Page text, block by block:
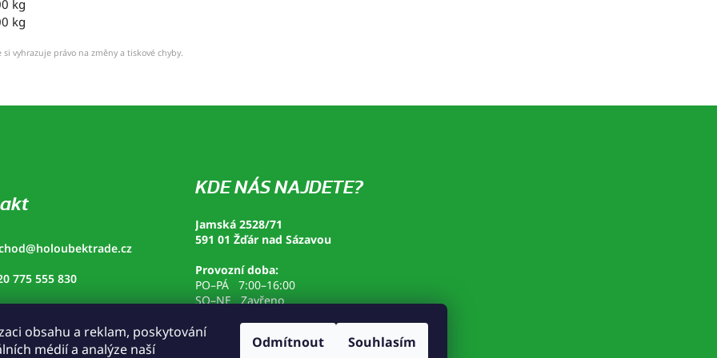
obsahu a reklam, poskytování
médií a analýze naší
Odmítnout Souhlasím
kg
kg
vyhrazuje právo na změny a tiskové chyby.
@holoubektrade.cz
775 555 830
trade
KDE NÁS NAJDETE?
Jamská 2528/71
591 01 Žďár nad Sázavou
Provozní doba:
PO–PÁ 7:00–16:00
SO–NE Zavřeno